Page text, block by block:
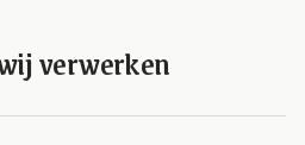
verwerken